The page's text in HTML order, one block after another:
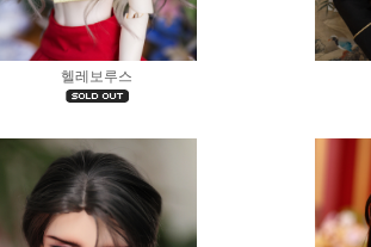
헬레보루스